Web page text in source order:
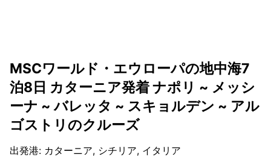
MSCワールド・エウローパの地中海7
泊8日 カターニア発着 ナポリ ~ メッシ
ーナ ~ バレッタ ~ スキョルデン ~ アル
ゴストリのクルーズ
出発港: カターニア, シチリア, イタリア